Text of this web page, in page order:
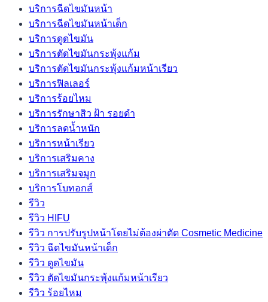
บริการฉีดไขมันหน้า
บริการฉีดไขมันหน้าเด็ก
บริการดูดไขมัน
บริการตัดไขมันกระพุ้งแก้ม
บริการตัดไขมันกระพุ้งแก้มหน้าเรียว
บริการฟิลเลอร์
บริการร้อยไหม
บริการรักษาสิว ฝ้า รอยดำ
บริการลดน้ำหนัก
บริการหน้าเรียว
บริการเสริมคาง
บริการเสริมจมูก
บริการโบทอกส์
รีวิว
รีวิว HIFU
รีวิว การปรับรูปหน้าโดยไม่ต้องผ่าตัด Cosmetic Medicine
รีวิว ฉีดไขมันหน้าเด็ก
รีวิว ดูดไขมัน
รีวิว ตัดไขมันกระพุ้งแก้มหน้าเรียว
รีวิว ร้อยไหม